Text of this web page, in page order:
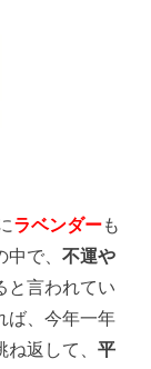
ラベンダーも
中で、不運や
と言われてい
ば、今年一年
ね返して、平